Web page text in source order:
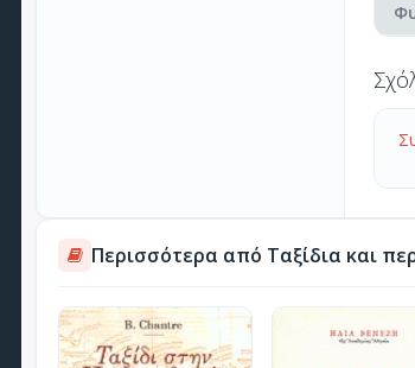
Περισσότερα από Ταξίδια και